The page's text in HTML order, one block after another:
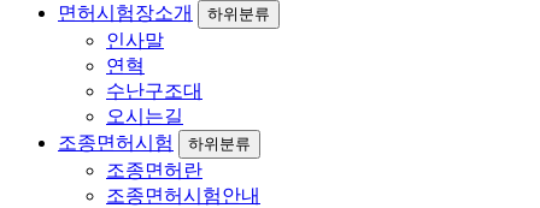
면허시험장소개 하위분류
인사말
연혁
수난구조대
오시는길
조종면허시험
하위분류
조종면허란
조종면허시험안내